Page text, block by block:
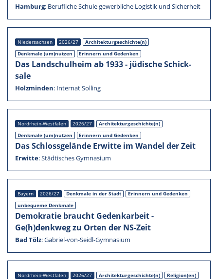
Hamburg: Beruf­li­che Schule gewerb­li­che Logis­tik und Sicher­heit
Nieder­sach­sen 2026/27
Architekturgeschichte(n)
Denkmale (um)nutzen
Erinnern und Geden­ken
Das Landschul­heim ab 1933 - jüdische Schick­
sale
Holzmin­den: Inter­nat Solling
Nordrhein-Westfalen 2026/27
Architekturgeschichte(n)
Denkmale (um)nutzen
Erinnern und Geden­ken
Das Schloss­ge­lände Erwitte im Wandel der Zeit
Erwitte:Städti­sches Gymna­sium
Bayern 2026/27 Denkmale in der Stadt
Erinnern und Geden­ken
unbequeme Denkmale
Demokra­tie braucht Gedenk­ar­beit -
Ge(h)denkweg zu Orten der NS-Zeit
Bad Tölz:Gabriel-von-Seidl-Gymnasium
Nordrhein-Westfalen 2026/27 Architekturgeschichte(n)
Religion(en)